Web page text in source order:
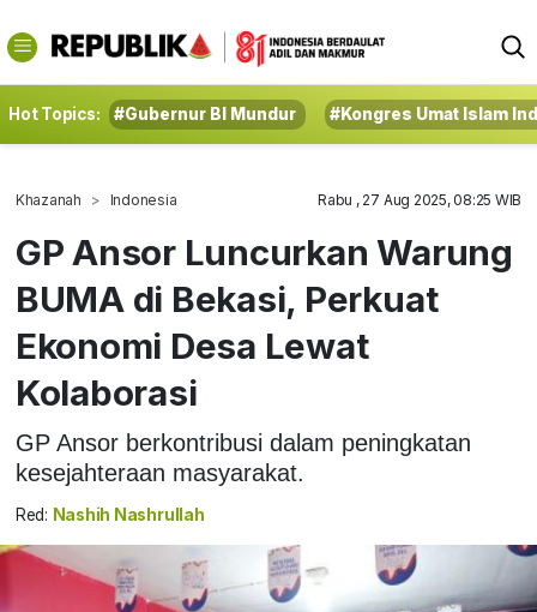
Hot Topics: #Gubernur BI Mundur #Kongres Umat Islam
Khazanah Indonesia Rabu , 27 Aug 2025, 08:25 WIB
GP Ansor Luncurkan Warung
BUMA di Bekasi, Perkuat
Ekonomi Desa Lewat
Kolaborasi
GP Ansor berkontribusi dalam peningkatan
kesejahteraan masyarakat.
Red: Nashih Nashrullah